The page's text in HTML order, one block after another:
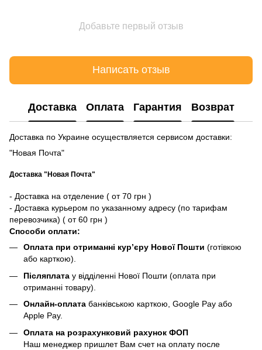
Добавьте первый отзыв
Написать отзыв
Доставка Оплата Гарантия Возврат
Доставка по Украине осуществляется сервисом доставки:
"Новая Почта"
Доставка "Новая Почта"
- Доставка на отделение ( от 70 грн )
- Доставка курьером по указанному адресу (по тарифам
перевозчика) ( от 60 грн )
Способи оплати:
Оплата при отриманні кур’єру Нової Пошти (готівкою
або карткою).
Післяплата у відділенні Нової Пошти (оплата при
отриманні товару).
Онлайн-оплата банківською карткою, Google Pay або
Apple Pay.
Оплата на розрахунковий рахунок ФОП
Наш менеджер пришлет Вам счет на оплату после